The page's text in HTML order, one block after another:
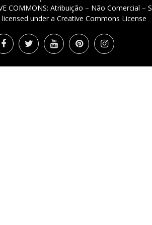
COMMONS: Atribuição – Não Comercial –
under a Creative Commons License